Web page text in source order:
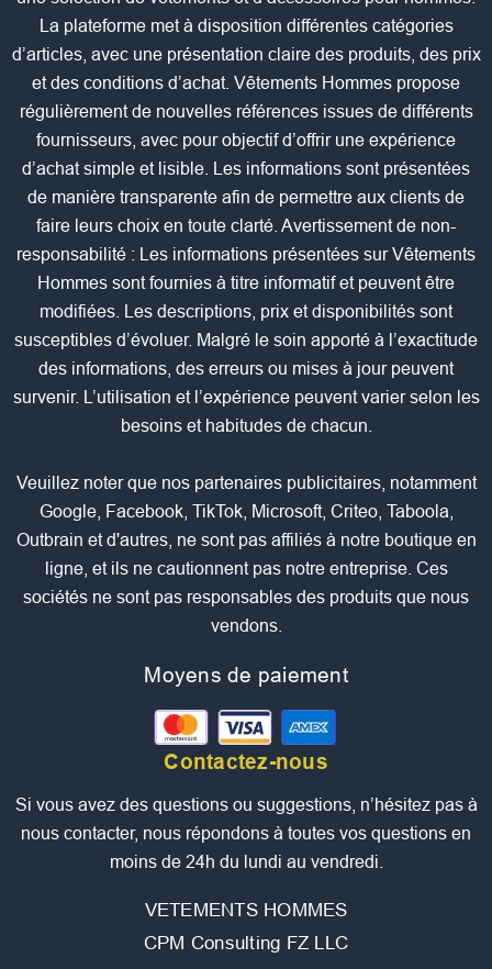
La plateforme met à disposition différentes catégories
d’articles, avec une présentation claire des produits, des prix
et des conditions d’achat. Vêtements Hommes propose
régulièrement de nouvelles références issues de différents
fournisseurs, avec pour objectif d’offrir une expérience
d’achat simple et lisible. Les informations sont présentées
de manière transparente afin de permettre aux clients de
faire leurs choix en toute clarté. Avertissement de non-
responsabilité : Les informations présentées sur Vêtements
Hommes sont fournies à titre informatif et peuvent être
modifiées. Les descriptions, prix et disponibilités sont
susceptibles d’évoluer. Malgré le soin apporté à l’exactitude
des informations, des erreurs ou mises à jour peuvent
survenir. L’utilisation et l’expérience peuvent varier selon les
besoins et habitudes de chacun.
Veuillez noter que nos partenaires publicitaires, notamment
Google, Facebook, TikTok, Microsoft, Criteo, Taboola,
Outbrain et d'autres, ne sont pas affiliés à notre boutique en
ligne, et ils ne cautionnent pas notre entreprise. Ces
sociétés ne sont pas responsables des produits que nous
vendons.
Moyens de paiement
Contactez-nous
Si vous avez des questions ou suggestions, n’hésitez pas à
nous contacter, nous répondons à toutes vos questions en
moins de 24h du lundi au vendredi.
VETEMENTS HOMMES
CPM Consulting FZ LLC